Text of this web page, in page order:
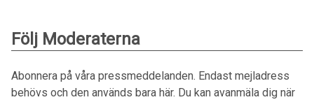
Följ Moderaterna
Abonnera på våra pressmeddelanden. Endast mejladress
behövs och den används bara här. Du kan avanmäla dig när